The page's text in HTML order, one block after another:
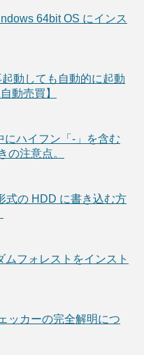
64bit OS にインス
起動しても自動的に起動
動売買】
にハイフン「-」を含む
の注意点。
式の HDD に書き込む方
ムフォレストをインスト
ッカーの完全解明につ